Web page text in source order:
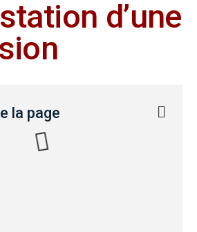
d’une
la page